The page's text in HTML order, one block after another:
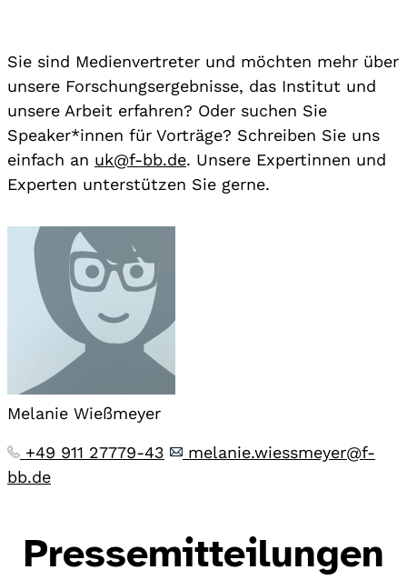
Sie sind Medienvertreter und möchten mehr über
unsere Forschungsergebnisse, das Institut und
unsere Arbeit erfahren? Oder suchen Sie
Speaker*innen für Vorträge? Schreiben Sie uns
einfach an uk@f-bb.de. Unsere Expertinnen und
Experten unterstützen Sie gerne.
Melanie Wießmeyer
+49 911 27779-43
melanie.wiessmeyer@f-
bb.de
Pressemitteilungen